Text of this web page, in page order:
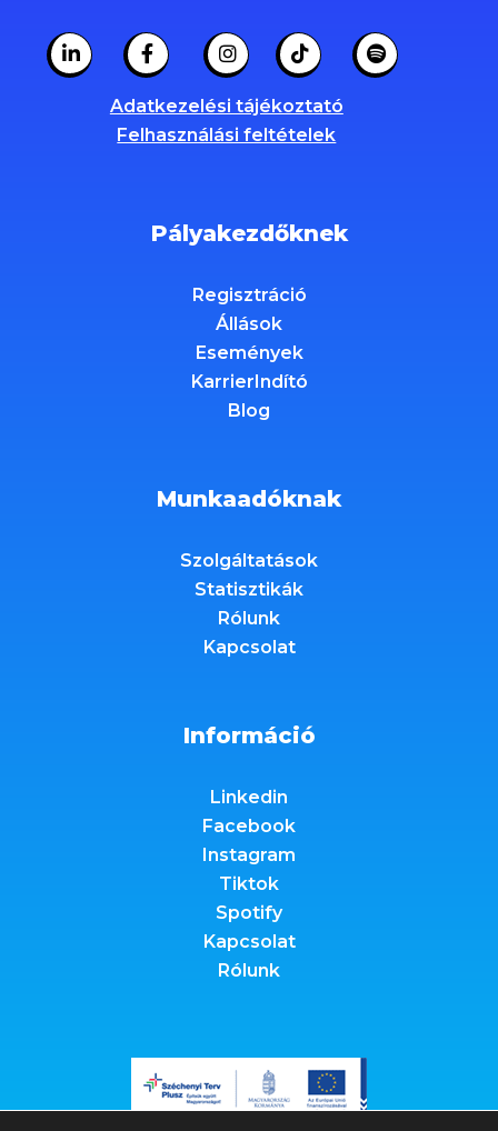
Adatkezelési tájékoztató
Felhasználási feltételek
Pályakezdőknek
Regisztráció
Állások
Események
KarrierIndító
Blog
Munkaadóknak
Szolgáltatások
Statisztikák
Rólunk
Kapcsolat
Információ
Linkedin
Facebook
Instagram
Tiktok
Spotify
Kapcsolat
Rólunk